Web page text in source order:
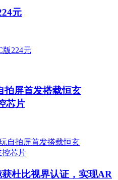
元
拍屏首发搭载恒玄
芯片
杜比视界认证，实现AR